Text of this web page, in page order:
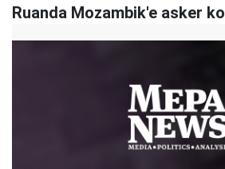
Ruanda Mozambik'e asker